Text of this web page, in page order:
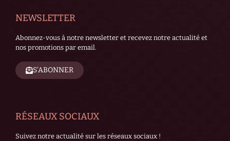
NEWSLETTER
Abonnez-vous à notre newsletter et recevez notre actualité et
nos promotions par email.
S'ABONNER
RÉSEAUX SOCIAUX
Suivez notre actualité sur les réseaux sociaux !